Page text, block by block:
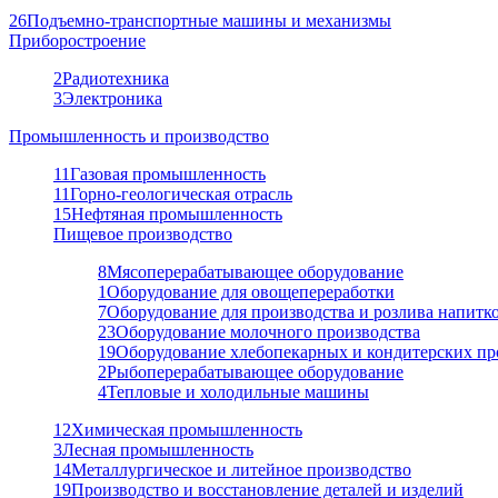
26Подъемно-транспортные машины и механизмы
Приборостроение
2Радиотехника
3Электроника
Промышленность и производство
11Газовая промышленность
11Горно-геологическая отрасль
15Нефтяная промышленность
Пищевое производство
8Мясоперерабатывающее оборудование
1Оборудование для овощепереработки
7Оборудование для производства и розлива
23Оборудование молочного производства
19Оборудование хлебопекарных и кондитерских
2Рыбоперерабатывающее оборудование
4Тепловые и холодильные машины
12Химическая промышленность
3Лесная промышленность
14Металлургическое и литейное производство
19Производство и восстановление деталей и изделий